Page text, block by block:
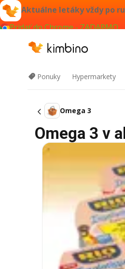
Aktuálne letáky vždy po
Pridať do Chrome - ZADARMO
Ponuky Hypermarkety
Omega 3
Omega 3 v